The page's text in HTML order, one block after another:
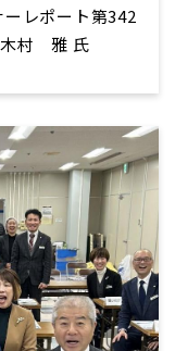
レポート第342
木村 雅 氏